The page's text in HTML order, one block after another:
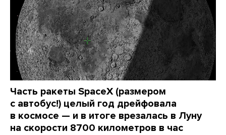
Часть ракеты SpaceX (размером
с автобус!) целый год дрейфовала
в космосе — и в итоге врезалась в Луну
на скорости 8700 километров в час